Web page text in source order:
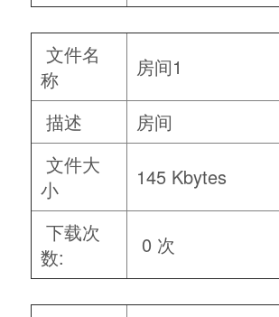
文件名
称
房间1
描述
房间
文件大
小
145 Kbytes
下载次
数:
0 次